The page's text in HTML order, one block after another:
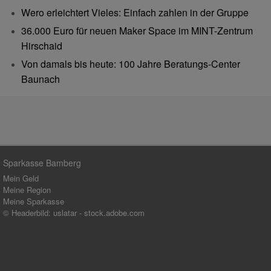
Wero erleichtert Vieles: Einfach zahlen in der Gruppe
36.000 Euro für neuen Maker Space im MINT-Zentrum
Hirschaid
Von damals bis heute: 100 Jahre Beratungs-Center
Baunach
Sparkasse Bamberg
Mein Geld
Meine Region
Meine Sparkasse
© Headerbild: uslatar - stock.adobe.com